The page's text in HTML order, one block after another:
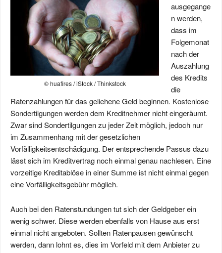
© huafires / iStock / Thinkstock
ausgegange
n werden,
dass im
Folgemonat
nach der
Auszahlung
des Kredits
die
Ratenzahlungen für das geliehene Geld beginnen. Kostenlose
Sondertilgungen werden dem Kreditnehmer nicht eingeräumt.
Zwar sind Sondertilgungen zu jeder Zeit möglich, jedoch nur
im Zusammenhang mit der gesetzlichen
Vorfälligkeitsentschädigung. Der entsprechende Passus dazu
lässt sich im Kreditvertrag noch einmal genau nachlesen. Eine
vorzeitige Kreditablöse in einer Summe ist nicht einmal gegen
eine Vorfälligkeitsgebühr möglich.
Auch bei den Ratenstundungen tut sich der Geldgeber ein
wenig schwer. Diese werden ebenfalls von Hause aus erst
einmal nicht angeboten. Sollten Ratenpausen gewünscht
werden, dann lohnt es, dies im Vorfeld mit dem Anbieter zu